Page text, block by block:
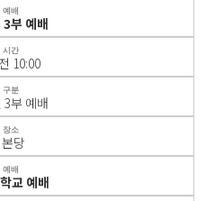
예배
3부 예배
시간
10:00
구분
3부 예배
장소
본당
예배
교 예배